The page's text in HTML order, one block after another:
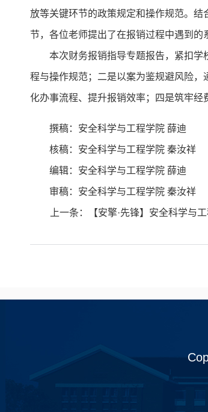
放等关键环节的政策规定和操作规范。
节，各位老师提出了在报销过程中遇到的
本次财务报销指导专题报告，紧扣学校
程与操作规范；二是以案为鉴规避风险
化办事流程、提升报销效率；四是筑牢
撰稿：安全科学与工程学院 薛迪
核稿：安全科学与工程学院 秦汝祥
编辑：安全科学与工程学院 薛迪
审稿：安全科学与工程学院 秦汝祥
上一条： 【安擎·先锋】安全科学与